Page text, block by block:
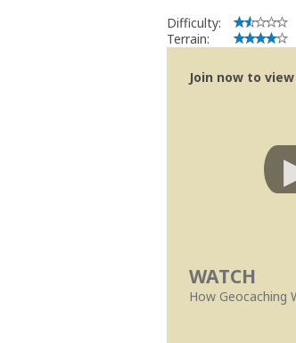
Work with the
Difficulty:
Terrain:
Join now to
WATCH
How Geocaching